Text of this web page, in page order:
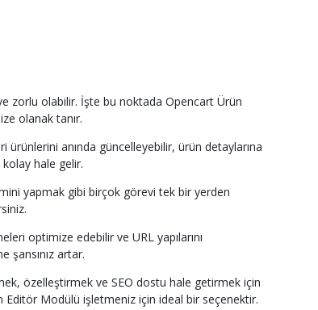
zorlu olabilir. İşte bu noktada Opencart Ürün
olanak tanır.
anında güncelleyebilir, ürün detaylarına
hale gelir.
yapmak gibi birçok görevi tek bir yerden
optimize edebilir ve URL yapılarını
şansınız artar.
özelleştirmek ve SEO dostu hale getirmek için
Editör Modülü işletmeniz için ideal bir seçenektir.